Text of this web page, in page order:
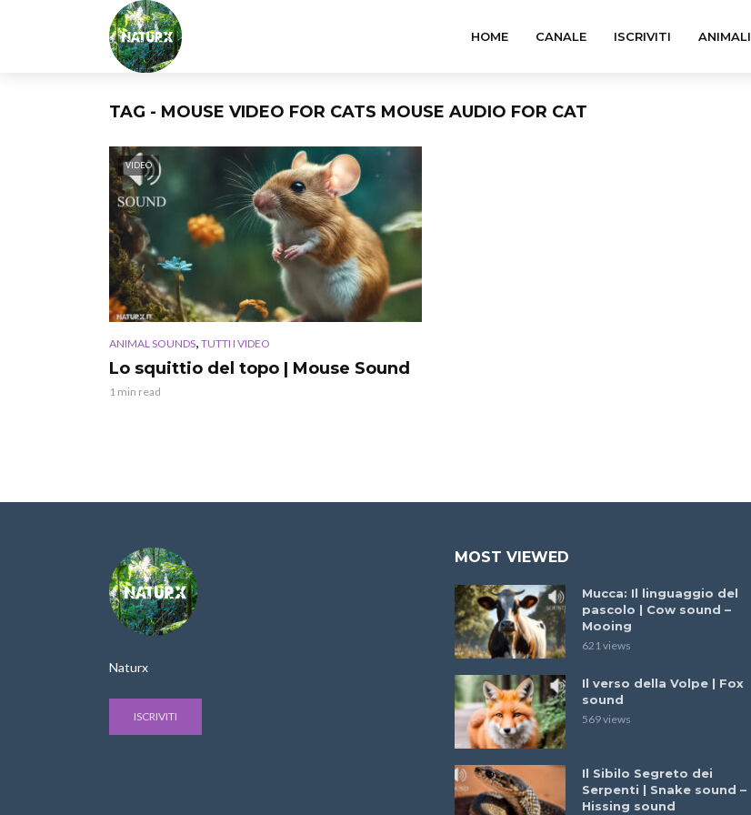
HOME CANALE ISCRIVITI ANIMALI
TAG - MOUSE VIDEO FOR CATS MOUSE AUDIO FOR CAT
VIDEO
ANIMAL SOUNDS, TUTTI I VIDEO
Lo squittio del topo | Mouse Sound
1 min read
Naturx
ISCRIVITI
MOST VIEWED
Mucca: Il linguaggio del
pascolo | Cow sound –
Mooing
621 views
Il verso della Volpe | Fox
sound
569 views
Il Sibilo Segreto dei
Serpenti | Snake sound –
Hissing sound